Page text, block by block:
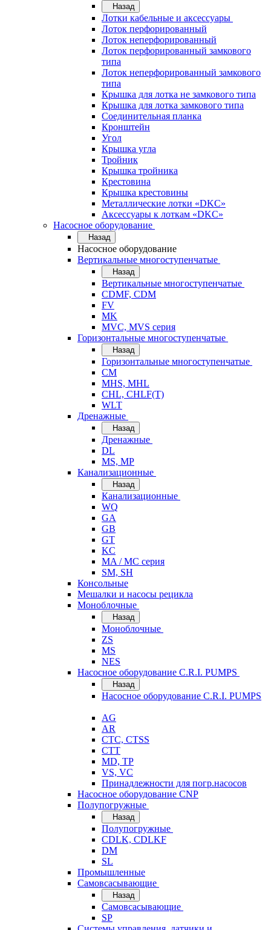
Назад
Лотки кабельные и аксессуары
Лоток перфорированный
Лоток неперфорированный
Лоток перфорированный замкового
типа
Лоток неперфорированный замкового
типа
Крышка для лотка не замкового типа
Крышка для лотка замкового типа
Соединительная планка
Кронштейн
Угол
Крышка угла
Тройник
Крышка тройника
Крестовина
Крышка крестовины
Металлические лотки «DKC»
Аксессуары к лоткам «DKC»
Насосное оборудование
Назад
Насосное оборудование
Вертикальные многоступенчатые
Назад
Вертикальные многоступенчатые
CDMF, CDM
FV
MK
MVC, MVS серия
Горизонтальные многоступенчатые
Назад
Горизонтальные многоступенчатые
CM
MHS, MHL
CHL, CHLF(T)
WLT
Дренажные
Назад
Дренажные
DL
MS, MP
Канализационные
Назад
Канализационные
WQ
GA
GB
GT
KC
MA / MC серия
SM, SH
Консольные
Мешалки и насосы рецикла
Моноблочные
Назад
Моноблочные
ZS
MS
NES
Насосное оборудование C.R.I. PUMPS
Назад
Насосное оборудование C.R.I. PUMPS
AG
AR
CTC, CTSS
CTT
MD, TP
VS, VC
Принадлежности для погр.насосов
Насосное оборудование CNP
Полупогружные
Назад
Полупогружные
CDLK, CDLKF
DM
SL
Промышленные
Самовсасывающие
Назад
Самовсасывающие
SP